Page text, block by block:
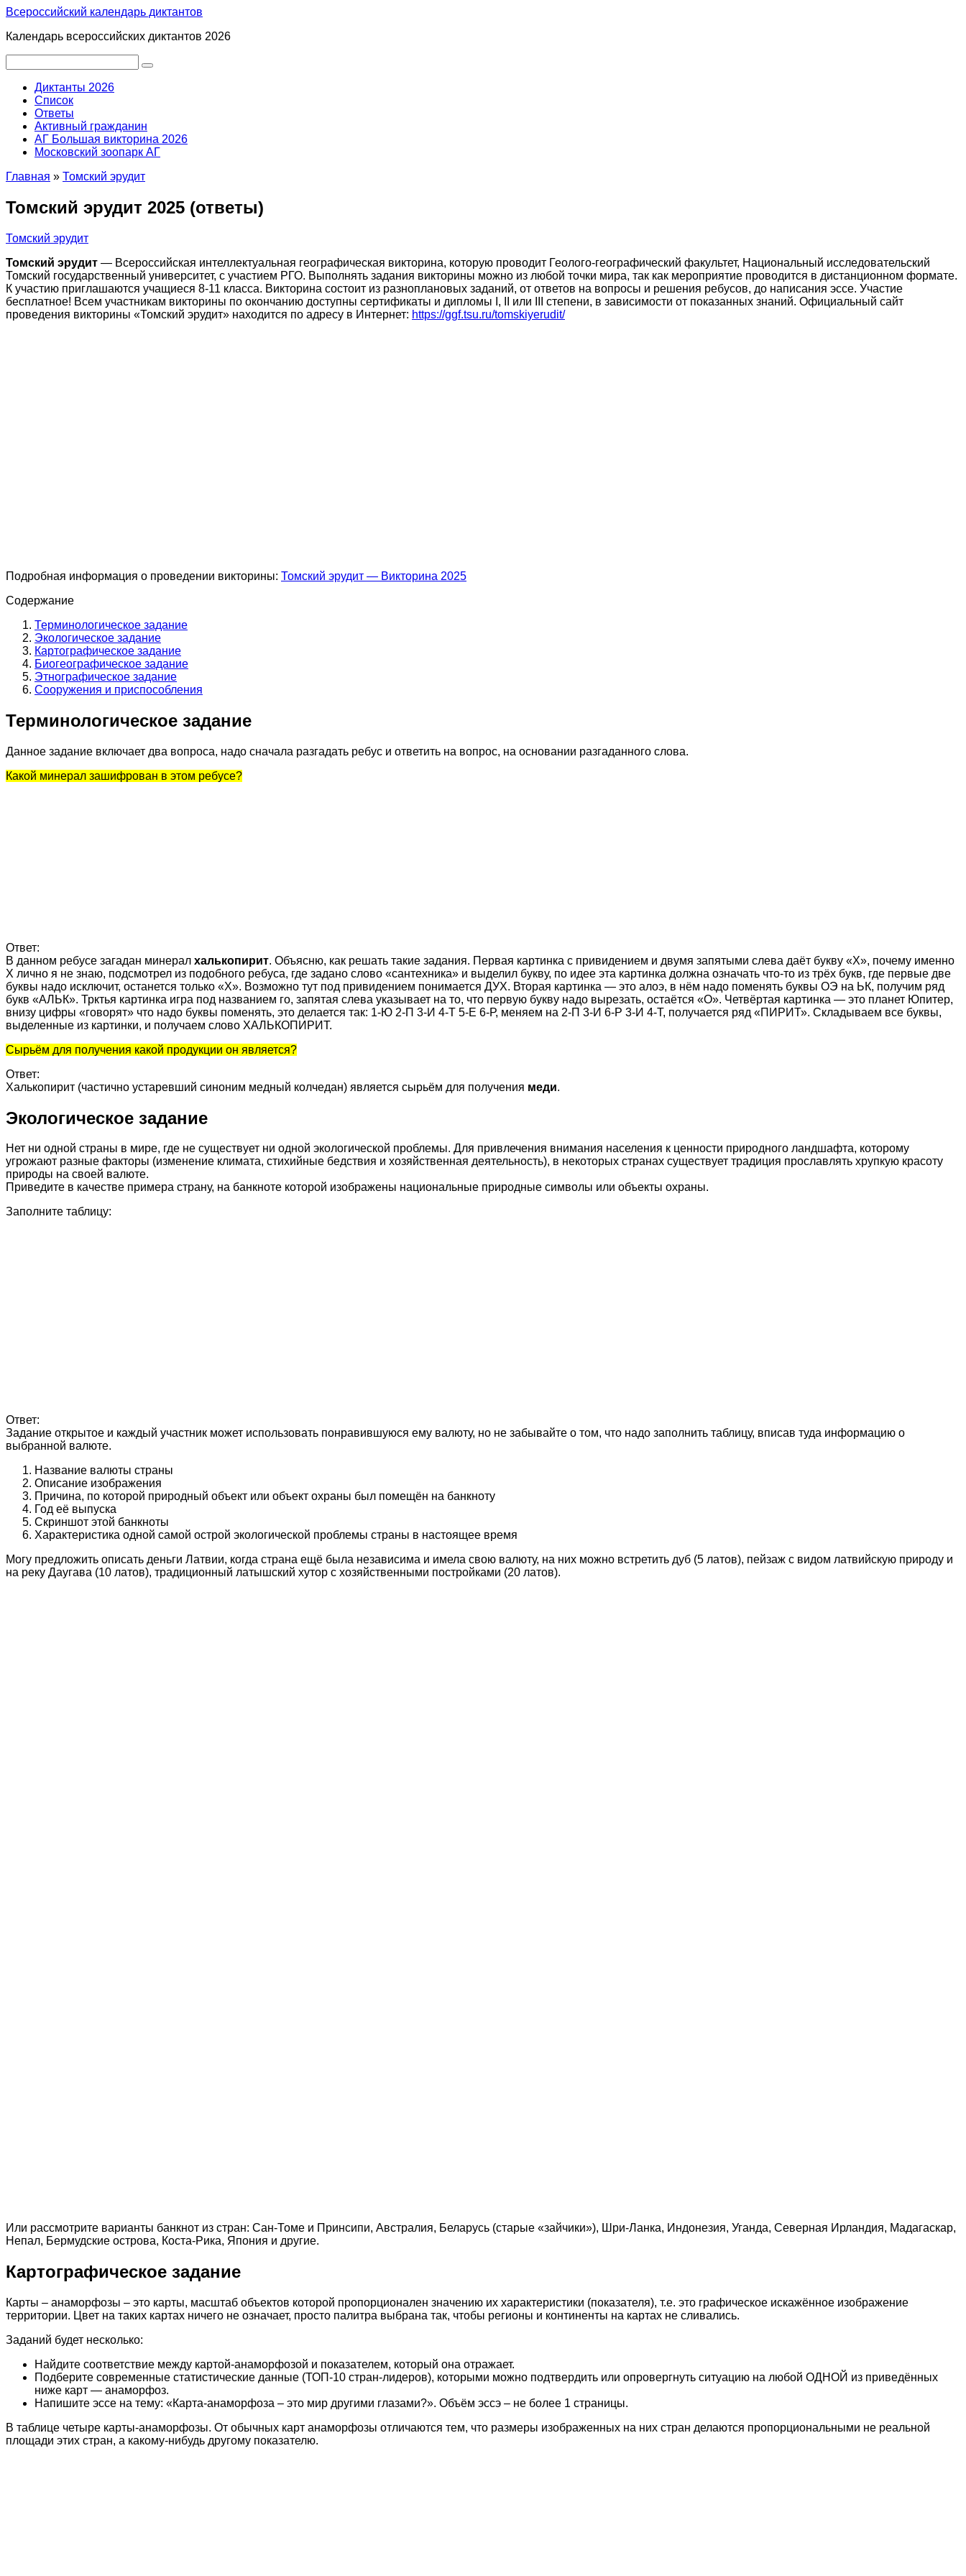
Перейти
контенту
Всероссийский календарь диктантов
Календарь всероссийских диктантов 2026
Диктанты 2026
Список
Ответы
Активный гражданин
АГ Большая викторина 2026
Московский зоопарк АГ
Главная » Томский эрудит
Томский эрудит 2025 (ответы)
Томский эрудит
Томский эрудит — Всероссийская интеллектуальная географическая викторина, которую проводит Геолого-географический факультет, Национальный исследовательский
Томский государственный университет, с участием РГО. Выполнять задания викторины можно из любой точки мира, так как мероприятие проводится в дистанционном формате.
К участию приглашаются учащиеся 8-11 класса. Викторина состоит из разноплановых заданий, от ответов на вопросы и решения ребусов, до написания эссе. Участие
бесплатное! Всем участникам викторины по окончанию доступны сертификаты и дипломы I, II или III степени, в зависимости от показанных знаний. Официальный сайт
проведения викторины «Томский эрудит» находится по адресу в Интернет: https://ggf.tsu.ru/tomskiyerudit/
Подробная информация о проведении викторины: Томский эрудит — Викторина 2025
Содержание
Терминологическое задание
Экологическое задание
Картографическое задание
Биогеографическое задание
Этнографическое задание
Сооружения и приспособления
Терминологическое задание
Данное задание включает два вопроса, надо сначала разгадать ребус и ответить на вопрос, на основании разгаданного слова.
Какой минерал зашифрован в этом ребусе?
Ответ:
В данном ребусе загадан минерал халькопирит. Объясню, как решать такие задания. Первая картинка с привидением и двумя запятыми слева даёт букву «Х», почему именно
Х лично я не знаю, подсмотрел из подобного ребуса, где задано слово «сантехника» и выделил букву, по идее эта картинка должна означать что-то из трёх букв, где первые две
буквы надо исключит, останется только «Х». Возможно тут под привидением понимается ДУХ. Вторая картинка — это алоэ, в нём надо поменять буквы ОЭ на ЬК, получим ряд
букв «АЛЬК». Трктья картинка игра под названием го, запятая слева указывает на то, что первую букву надо вырезать, остаётся «О». Четвёртая картинка — это планет Юпитер,
внизу цифры «говорят» что надо буквы поменять, это делается так: 1-Ю 2-П 3-И 4-Т 5-Е 6-Р, меняем на 2-П 3-И 6-Р 3-И 4-Т, получается ряд «ПИРИТ». Складываем все буквы,
выделенные из картинки, и получаем слово ХАЛЬКОПИРИТ.
Сырьём для получения какой продукции он является?
Ответ:
Халькопирит (частично устаревший синоним медный колчедан) является сырьём для получения меди.
Экологическое задание
Нет ни одной страны в мире, где не существует ни одной экологической проблемы. Для привлечения внимания населения к ценности природного ландшафта, которому
угрожают разные факторы (изменение климата, стихийные бедствия и хозяйственная деятельность), в некоторых странах существует традиция прославлять хрупкую красоту
природы на своей валюте.
Приведите в качестве примера страну, на банкноте которой изображены национальные природные символы или объекты охраны.
Заполните таблицу:
Ответ:
Задание открытое и каждый участник может использовать понравившуюся ему валюту, но не забывайте о том, что надо заполнить таблицу, вписав туда информацию о
выбранной валюте.
Название валюты страны
Описание изображения
Причина, по которой природный объект или объект охраны был помещён на банкноту
Год её выпуска
Скриншот этой банкноты
Характеристика одной самой острой экологической проблемы страны в настоящее время
Могу предложить описать деньги Латвии, когда страна ещё была независима и имела свою валюту, на них можно встретить дуб (5 латов), пейзаж с видом латвийскую природу и
на реку Даугава (10 латов), традиционный латышский хутор с хозяйственными постройками (20 латов).
Или рассмотрите варианты банкнот из стран: Сан-Томе и Принсипи, Австралия, Беларусь (старые «зайчики»), Шри-Ланка, Индонезия, Уганда, Северная Ирландия, Мадагаскар,
Непал, Бермудские острова, Коста-Рика, Япония и другие.
Картографическое задание
Карты – анаморфозы – это карты, масштаб объектов которой пропорционален значению их характеристики (показателя), т.е. это графическое искажённое изображение
территории. Цвет на таких картах ничего не означает, просто палитра выбрана так, чтобы регионы и континенты на картах не сливались.
Заданий будет несколько:
Найдите соответствие между картой-анаморфозой и показателем, который она отражает.
Подберите современные статистические данные (ТОП-10 стран-лидеров), которыми можно подтвердить или опровергнуть ситуацию на любой ОДНОЙ из приведённых
ниже карт — анаморфоз.
Напишите эссе на тему: «Карта-анаморфоза – это мир другими глазами?». Объём эссэ – не более 1 страницы.
В таблице четыре карты-анаморфозы. От обычных карт анаморфозы отличаются тем, что размеры изображенных на них стран делаются пропорциональными не реальной
площади этих стран, а какому-нибудь другому показателю.